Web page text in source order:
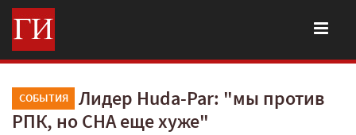
СОБЫТИЯ
Лидер Huda-Par: "мы против
РПК, но СНА еще хуже"